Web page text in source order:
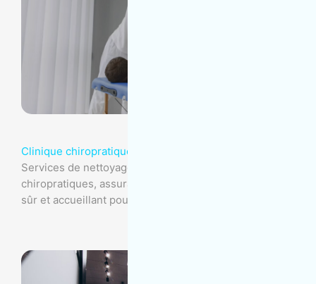
Clinique chiropratique
Services de nettoyage spécialisés pour cliniques
chiropratiques, assurant un environnement propre,
sûr et accueillant pour les patients.